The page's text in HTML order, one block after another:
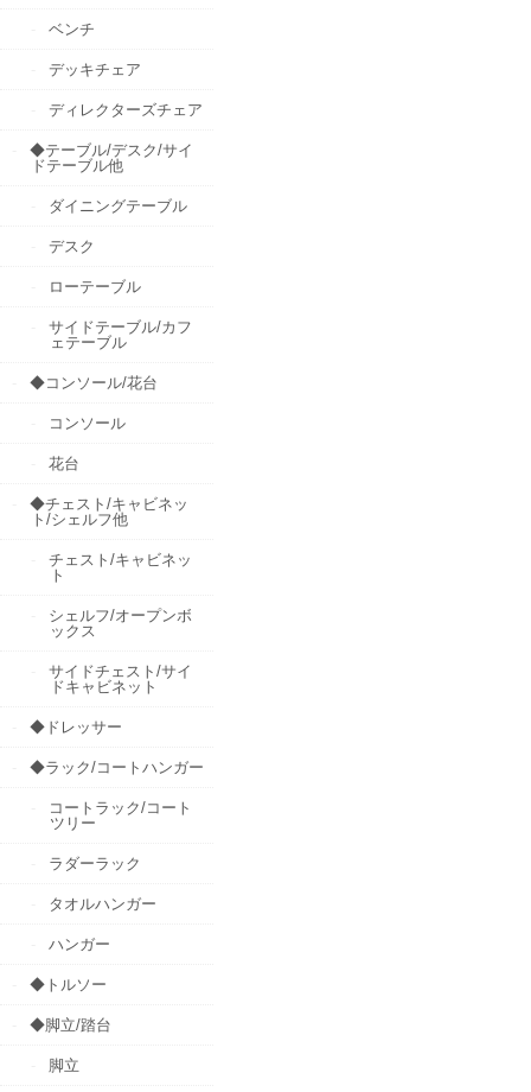
ベンチ
デッキチェア
ディレクターズチェア
◆テーブル/デスク/サイ
ドテーブル他
ダイニングテーブル
デスク
ローテーブル
サイドテーブル/カフ
ェテーブル
◆コンソール/花台
コンソール
花台
◆チェスト/キャビネッ
ト/シェルフ他
チェスト/キャビネッ
ト
シェルフ/オープンボ
ックス
サイドチェスト/サイ
ドキャビネット
◆ドレッサー
◆ラック/コートハンガー
コートラック/コート
ツリー
ラダーラック
タオルハンガー
ハンガー
◆トルソー
◆脚立/踏台
脚立